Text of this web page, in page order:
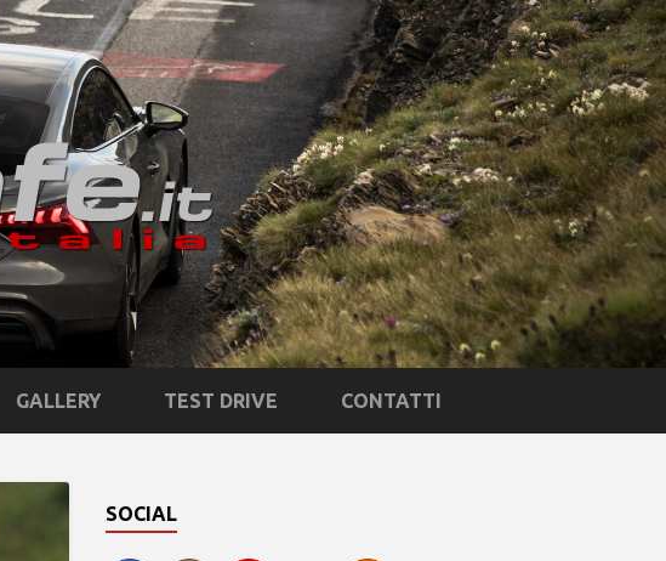
GALLERY TEST DRIVE CONTATTI
SOCIAL